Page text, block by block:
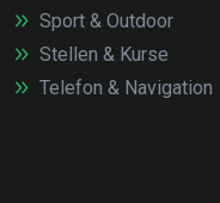
Sport & Outdoor
Stellen & Kurse
Telefon & Navigation